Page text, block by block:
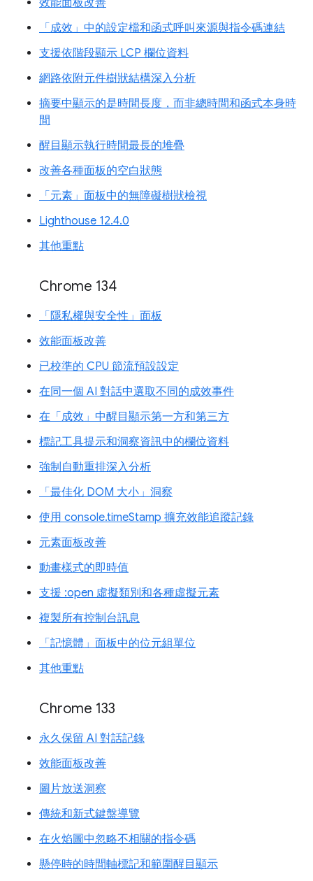
「成效」中的設定檔和函式呼叫來源與指令碼連結
支援依階段顯示 LCP 欄位資料
網路依附元件樹狀結構深入分析
摘要中顯示的是時間長度，而非總時間和函式本身時
間
醒目顯示執行時間最長的堆疊
改善各種面板的空白狀態
「元素」面板中的無障礙樹狀檢視
Lighthouse 12.4.0
其他重點
Chrome 134
「隱私權與安全性」面板
效能面板改善
已校準的 CPU 節流預設設定
在同一個 AI 對話中選取不同的成效事件
在「成效」中醒目顯示第一方和第三方
標記工具提示和洞察資訊中的欄位資料
強制自動重排深入分析
「最佳化 DOM 大小」洞察
使用 console.timeStamp 擴充效能追蹤記錄
元素面板改善
動畫樣式的即時值
支援 :open 虛擬類別和各種虛擬元素
複製所有控制台訊息
「記憶體」面板中的位元組單位
其他重點
Chrome 133
永久保留 AI 對話記錄
效能面板改善
圖片放送洞察
傳統和新式鍵盤導覽
在火焰圖中忽略不相關的指令碼
懸停時的時間軸標記和範圍醒目顯示